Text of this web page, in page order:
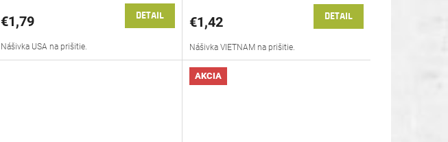
€1,79 DETAIL
Nášivka USA na prišitie.
€1,42 DETAIL
Nášivka VIETNAM na prišitie.
AKCIA